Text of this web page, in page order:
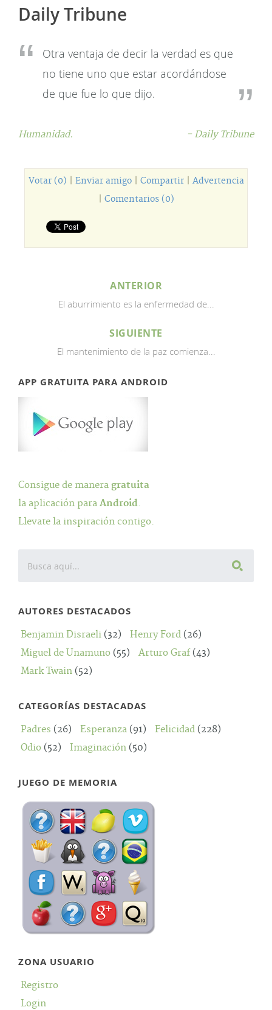
Daily Tribune
Otra ventaja de decir la verdad es que
no tiene uno que estar acordándose
de que fue lo que dijo.
Humanidad. - Daily Tribune
Votar (0) Enviar amigo| Compartir| Advertencia
Comentarios (0)
ANTERIOR
El aburrimiento es la enfermedad de...
SIGUIENTE
El mantenimiento de la paz comienza...
APP GRATUITA PARA ANDROID
Consigue de manera gratuita
la aplicación para Android.
Llevate la inspiración contigo.
AUTORES DESTACADOS
Benjamin Disraeli (32) Henry Ford (26)
Miguel de Unamuno (55) Arturo Graf(43)
Mark Twain (52)
CATEGORÍAS DESTACADAS
Padres (26) Esperanza (91) Felicidad (228)
Odio (52) Imaginación (50)
JUEGO DE MEMORIA
ZONA USUARIO
Registro
Login